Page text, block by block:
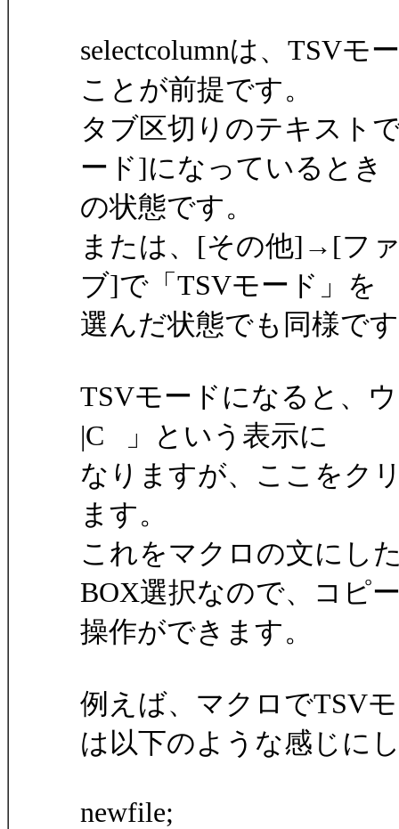
selectcolumnは、TSVモ
ことが前提です。
タブ区切りのテキス
ード]になっているとき
の状態です。
または、[その他]→[フ
ブ]で「TSVモード」を
選んだ状態でも同様で
TSVモードになると、
|C 」という表示に
なりますが、ここをク
ます。
これをマクロの文にし
BOX選択なので、コピ
操作ができます。
例えば、マクロでTSV
は以下のような感じに
newfile;